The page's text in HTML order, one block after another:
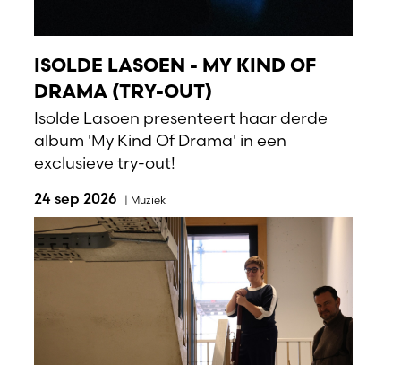
ISOLDE LASOEN - MY KIND OF
DRAMA (TRY-OUT)
Isolde Lasoen presenteert haar derde
album 'My Kind Of Drama' in een
exclusieve try-out!
24 sep 2026 | Muziek